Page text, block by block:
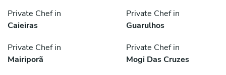
Private Chef in
Caieiras
Private Chef in
Guarulhos
Private Chef in
Mairiporã
Private Chef in
Mogi Das Cruzes